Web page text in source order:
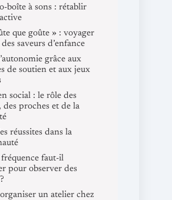
boîte à sons : rétablir
que goûte » : voyager
saveurs d’enfance
grâce aux
de soutien et aux jeux
social : le rôle des
des proches et de la
réussites dans la
faut-il
pour observer des
un atelier chez